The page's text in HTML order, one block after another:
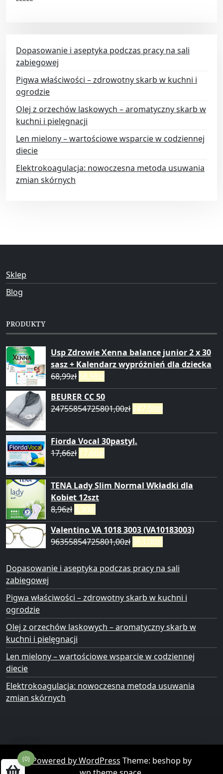
Dopasowanie i aseptyka podczas pracy na sali
zabiegowej
Pigwa właściwości – zdrowotny skarb w kuchni i
ogrodzie
Olej z orzechów laskowych – aromatyczny skarb w
kuchni i pielęgnacji
Len mielony – wartościowe wsparcie w codziennej
diecie
Elektrokoagulacja: nowoczesna metoda usuwania
zmian skórnych
Sklep
Blog
PRODUKTY
Usp Zdrowie Xenna balance junior 2 x 30
sasz + Kalendarz wypróżnień dla dziecka
68,99zł 68,98zł
BEURER CC 50
24755854725801,00zł 247,00zł
Fiorda Vocal 30pastyl.
17,66zł 17,60zł
TENA Lady Slim Normal Wkładki dla
Kobiet 12szt
8,96zł 8,90zł
Valentino VA 1018 3003 (VA10183003)
96355854725801,00zł 963,00zł
Dopasowanie i aseptyka podczas pracy na sali
zabiegowej
Pigwa właściwości – zdrowotny skarb w kuchni i
ogrodzie
Olej z orzechów laskowych – aromatyczny skarb w
kuchni i pielęgnacji
Len mielony – wartościowe wsparcie w codziennej
diecie
Elektrokoagulacja: nowoczesna metoda usuwania
zmian skórnych
Powered by WordPress Theme: beshop by
(0)